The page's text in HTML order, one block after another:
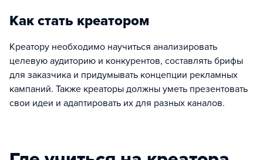
Как стать креатором
Креатору необходимо научиться анализировать
целевую аудиторию и конкурентов, составлять брифы
для заказчика и придумывать концепции рекламных
кампаний. Также креаторы должны уметь презентовать
свои идеи и адаптировать их для разных каналов.